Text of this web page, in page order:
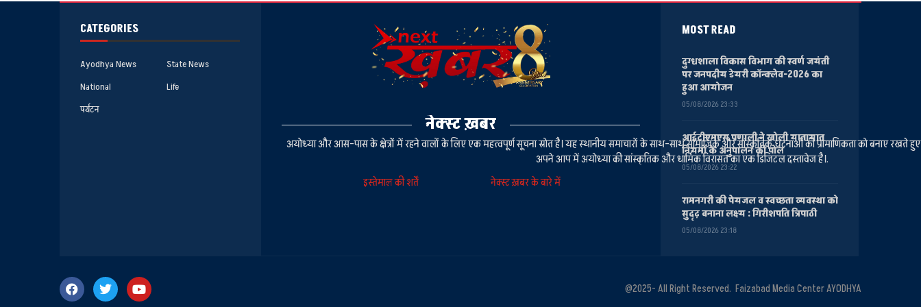
CATEGORIES
Ayodhya News
State News
National
Life
पर्यटन
नेक्स्ट ख़बर
अयोध्या और आस-पास के क्षेत्रों में रहने वालों के लिए एक महत्वपूर्ण सूचना स्रोत है। यह स्थानीय समाचारों के साथ-साथ सामाजिक और सांस्कृतिक घटनाओं की प्रामाणिकता को बनाए रखते हुए
अपने आप में अयोध्या की सांस्कृतिक और धार्मिक विरासत का एक डिजिटल दस्तावेज है।.
इस्तेमाल की शर्तें नेक्स्ट ख़बर के बारे में
MOST READ
दुग्धशाला विकास विभाग की स्वर्ण जयंती
पर जनपदीय डेयरी कॉन्क्लेव-2026 का
हुआ आयोजन
05/08/2026 23:33
आईटीएमएस प्रणाली ने खोली यातायात
नियमों के अनुपालन की पोल
05/08/2026 23:22
रामनगरी की पेयजल व स्वच्छता व्यवस्था को
सुदृढ़ बनाना लक्ष्य : गिरीशपति त्रिपाठी
05/08/2026 23:18
@2025- All Right Reserved. Faizabad Media Center AYODHYA